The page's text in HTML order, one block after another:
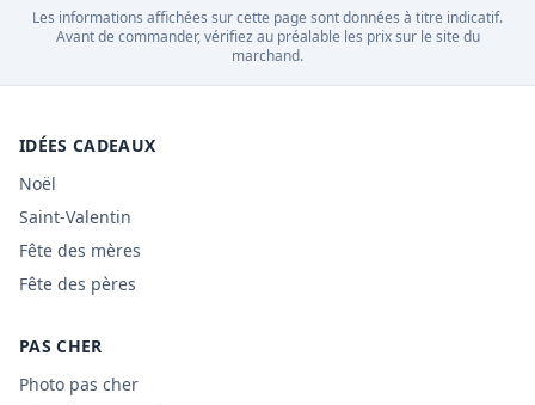
Les informations affichées sur cette page sont données à titre indicatif.
Avant de commander, vérifiez au préalable les prix sur le site du
marchand.
IDÉES CADEAUX
Noël
Saint-Valentin
Fête des mères
Fête des pères
PAS CHER
Photo pas cher